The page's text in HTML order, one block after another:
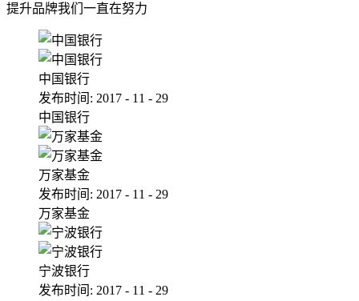
提升品牌我们一直在努力
中国银行
发布时间: 2017 - 11 - 29
中国银行
万家基金
发布时间: 2017 - 11 - 29
万家基金
宁波银行
发布时间: 2017 - 11 - 29